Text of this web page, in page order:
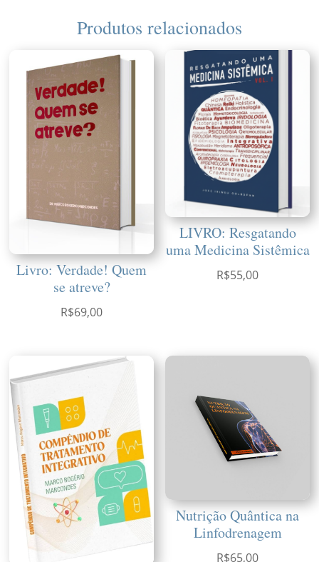
Produtos relacionados
Livro: Verdade! Quem
se atreve?
R$69,00
LIVRO: Resgatando
uma Medicina Sistêmica
R$55,00
Nutrição Quântica na
Linfodrenagem
R$65,00